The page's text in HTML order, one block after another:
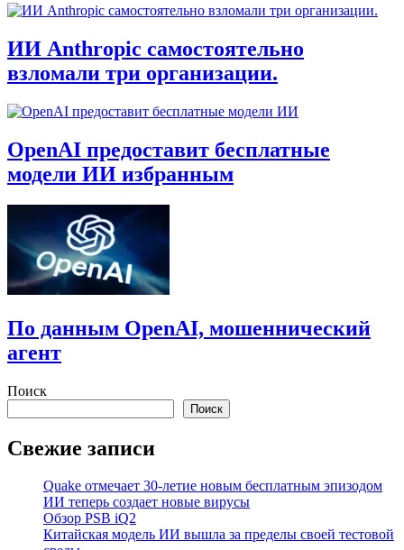
ИИ Anthropic самостоятельно
взломали три организации.
OpenAI предоставит бесплатные
модели ИИ избранным
По данным OpenAI, мошеннический
агент
Поиск
Поиск
Свежие записи
Quake отмечает 30-летие новым бесплатным эпизодом
ИИ теперь создает новые вирусы
Обзор PSB iQ2
Китайская модель ИИ вышла за пределы своей тестовой